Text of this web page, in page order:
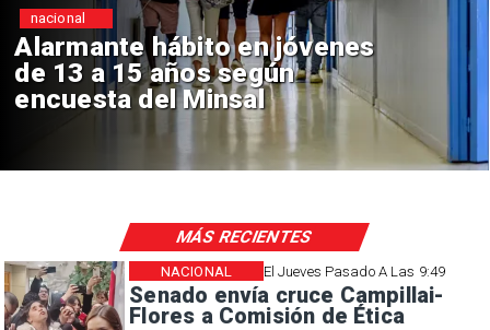
Aprueban creación
Sebastián Piñera
de $4 mil millones
Regiones
El Jueves Pasado A Las 9:49
Senado envía cruce Campillai-
Flores a Comisión de Ética
NACIONAL
MÁS RECIENTES